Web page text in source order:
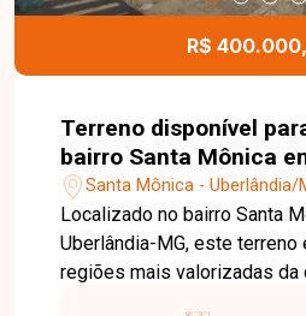
R$
Terreno disponível
bairro Santa Mônica
MGSanta Mônica - Uberlândia/
Localizado no bairro Santa
Uberlândia-MG, este terreno
regiões mais valorizadas da